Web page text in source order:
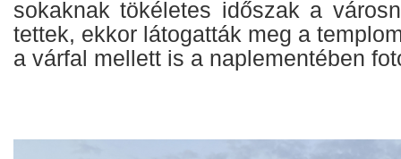
sokaknak tökéletes időszak a
tettek, ekkor látogatták meg a
a várfal mellett is a naplementében